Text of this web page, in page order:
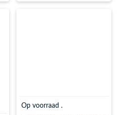
Op voorraad .